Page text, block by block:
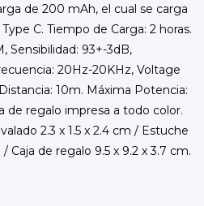
de 200 mAh, el cual se carga
C. Tiempo de Carga: 2 horas.
Sensibilidad: 93+-3dB,
20Hz-20KHz, Voltage
10m. Máxima Potencia:
de regalo impresa a todo color.
2.3 x 1.5 x 2.4 cm / Estuche
Caja de regalo 9.5 x 9.2 x 3.7 cm.